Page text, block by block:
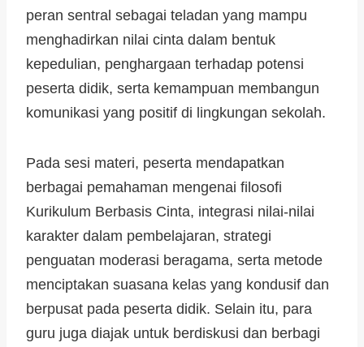
peran sentral sebagai teladan yang mampu
menghadirkan nilai cinta dalam bentuk
kepedulian, penghargaan terhadap potensi
peserta didik, serta kemampuan membangun
komunikasi yang positif di lingkungan sekolah.
Pada sesi materi, peserta mendapatkan
berbagai pemahaman mengenai filosofi
Kurikulum Berbasis Cinta, integrasi nilai-nilai
karakter dalam pembelajaran, strategi
penguatan moderasi beragama, serta metode
menciptakan suasana kelas yang kondusif dan
berpusat pada peserta didik. Selain itu, para
guru juga diajak untuk berdiskusi dan berbagi